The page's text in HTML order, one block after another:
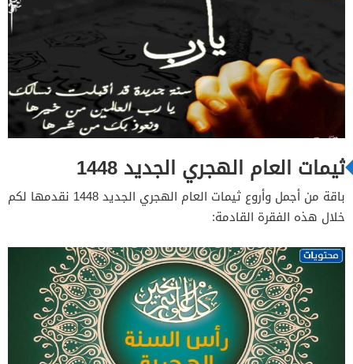
ثيمات العام الهجري الجديد 1448
باقة من أجمل وأروع ثيمات العام الهجري الجديد 1448 نقدمها لكم
خلال هذه الفقرة القادمة: